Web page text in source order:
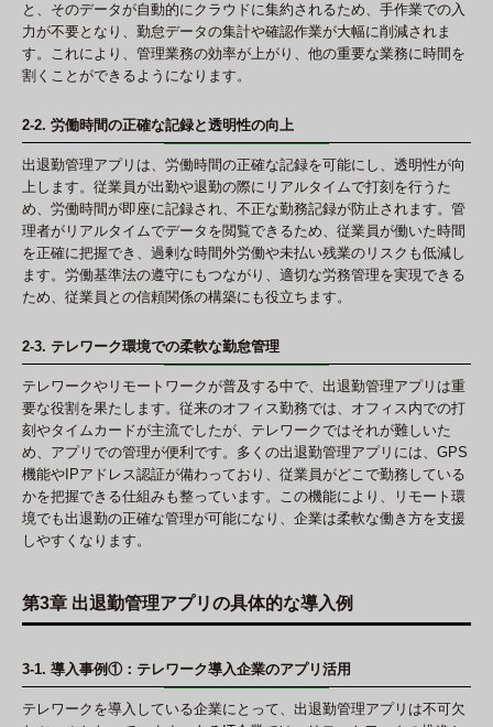
と、そのデータが自動的にクラウドに集約されるため、手作業での入
力が不要となり、勤怠データの集計や確認作業が大幅に削減されま
す。これにより、管理業務の効率が上がり、他の重要な業務に時間を
割くことができるようになります。
2-2. 労働時間の正確な記録と透明性の向上
出退勤管理アプリは、労働時間の正確な記録を可能にし、透明性が向
上します。従業員が出勤や退勤の際にリアルタイムで打刻を行うた
め、労働時間が即座に記録され、不正な勤務記録が防止されます。管
理者がリアルタイムでデータを閲覧できるため、従業員が働いた時間
を正確に把握でき、過剰な時間外労働や未払い残業のリスクも低減し
ます。労働基準法の遵守にもつながり、適切な労務管理を実現できる
ため、従業員との信頼関係の構築にも役立ちます。
2-3. テレワーク環境での柔軟な勤怠管理
テレワークやリモートワークが普及する中で、出退勤管理アプリは重
要な役割を果たします。従来のオフィス勤務では、オフィス内での打
刻やタイムカードが主流でしたが、テレワークではそれが難しいた
め、アプリでの管理が便利です。多くの出退勤管理アプリには、GPS
機能やIPアドレス認証が備わっており、従業員がどこで勤務している
かを把握できる仕組みも整っています。この機能により、リモート環
境でも出退勤の正確な管理が可能になり、企業は柔軟な働き方を支援
しやすくなります。
第3章 出退勤管理アプリの具体的な導入例
3-1. 導入事例①：テレワーク導入企業のアプリ活用
テレワークを導入している企業にとって、出退勤管理アプリは不可欠